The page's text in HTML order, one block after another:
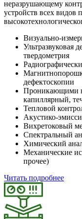
неразрушающему
устройств всех
Визуально-
Ультразвуковая
твердометрия
дефектоскопии
Проникающими
капиллярный,
Тепловой
Акустико-
Вихретоковый
Спектральный
Химический
Механические
прочее)
Читать подробнее